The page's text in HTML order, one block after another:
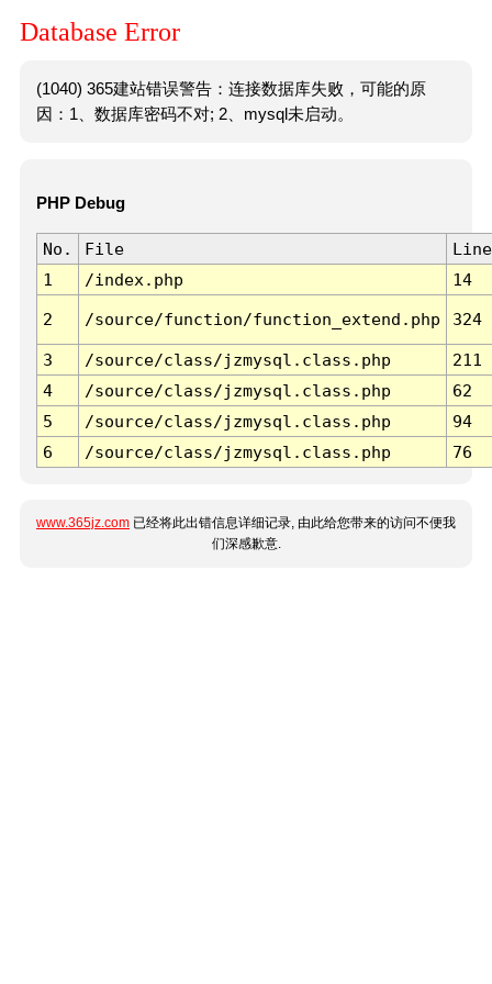
Database Error
(1040) 365建站错误警告：连接数据库失败，可能的原
因：1、数据库密码不对; 2、mysql未启动。
PHP Debug
No. File
Line
1
/index.php 14
2 /source/function/function_extend.php 324
3 /source/class/jzmysql.class.php
211
4
/source/class/jzmysql.class.php
62
5
/source/class/jzmysql.class.php
94
6
/source/class/jzmysql.class.php 76
www.365jz.com 已经将此出错信息详细记录, 由此给您带来的访问不便我
们深感歉意.